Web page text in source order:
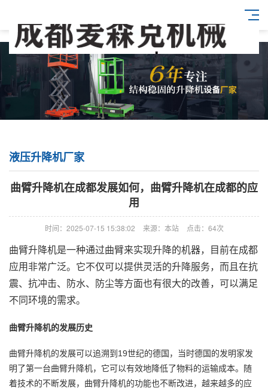
液压升降机厂家
曲臂升降机在成都发展如何，曲臂升降机在成都的应
用
时间：2025-07-15 15:38:02 来源：本站 点击：64次
曲臂升降机是一种通过曲臂来实现升降的机器，目前在成都
应用非常广泛。它不仅可以提供灵活的升降服务，而且在抗
震、抗冲击、防水、防尘等方面也有很大的改善，可以满足
不同环境的需求。
曲臂升降机的发展历史
曲臂升降机的发展可以追溯到19世纪的德国，当时德国的发明家发
明了第一台曲臂升降机，它可以有效地降低了物料的运输成本。随
着技术的不断发展，曲臂升降机的功能也不断改进，越来越多的应